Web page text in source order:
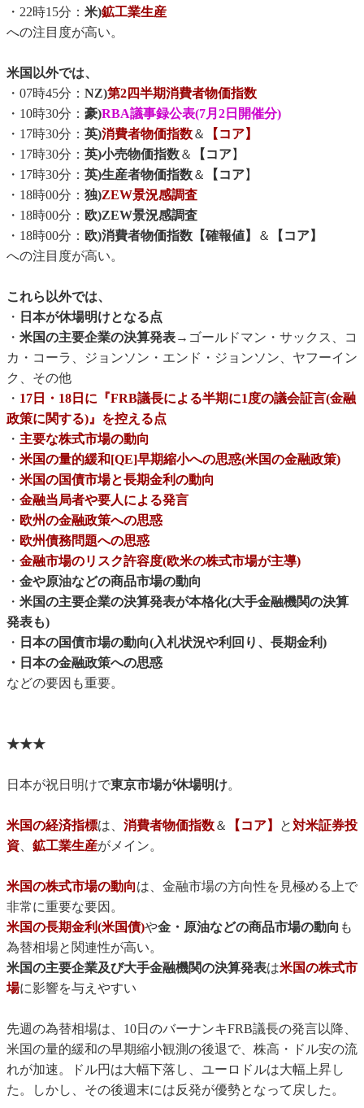
・22時15分： 米)鉱工業生産
への注目度が高い。
米国以外では、
・07時45分： NZ)第2四半期消費者物価指数
・10時30分： 豪)RBA議事録公表(7月2日開催分)
・17時30分： 英)消費者物価指数＆
【コア】
・17時30分： 英)小売物価指数＆ 【コア】
・17時30分： 英)生産者物価指数＆ 【コア】
・18時00分： 独)ZEW景況感調査
・18時00分： 欧)ZEW景況感調査
・18時00分： 欧)消費者物価指数【確報値】 ＆
【コア】
への注目度が高い。
これら以外では、
・ 日本が休場明けとなる点
・ 米国の主要企業の決算発表→ゴールドマン・サックス、コ
カ・コーラ、ジョンソン・エンド・ジョンソン、ヤフーイン
ク、その他
・ 17日・18日に『FRB議長による半期に1度の議会証言(金融
政策に関する)』を控える点
・ 主要な株式市場の動向
・ 米国の量的緩和[QE]早期縮小への思惑(米国の金融政策)
・ 米国の国債市場と長期金利の動向
・ 金融当局者や要人による発言
・ 欧州の金融政策への思惑
・ 欧州債務問題への思惑
・ 金融市場のリスク許容度(欧米の株式市場が主導)
・ 金や原油などの商品市場の動向
・ 米国の主要企業の決算発表が本格化(大手金融機関の決算
発表も)
・ 日本の国債市場の動向(入札状況や利回り、長期金利)
・日本の金融政策への思惑
などの要因も重要。
★★★
日本が祝日明けで東京市場が休場明け。
米国の経済指標は、 消費者物価指数＆ 【コア】 と対米証券投
資、 鉱工業生産がメイン。
米国の株式市場の動向は、金融市場の方向性を見極める上で
非常に重要な要因。
米国の長期金利(米国債)や金・原油などの商品市場の動向 も
為替相場と関連性が高い。
米国の主要企業及び大手金融機関の決算発表は米国の株式市
場に影響を与えやすい
先週の為替相場は、10日のバーナンキFRB議長の発言以降、
米国の量的緩和の早期縮小観測の後退で、株高・ドル安の流
れが加速。ドル円は大幅下落し、ユーロドルは大幅上昇し
た。しかし、その後週末には反発が優勢となって戻した。